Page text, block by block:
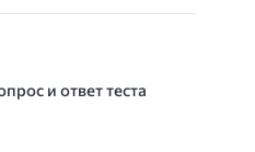
и ответ теста